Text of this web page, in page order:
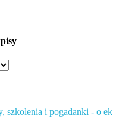
szkolenia i pogadanki - o ek